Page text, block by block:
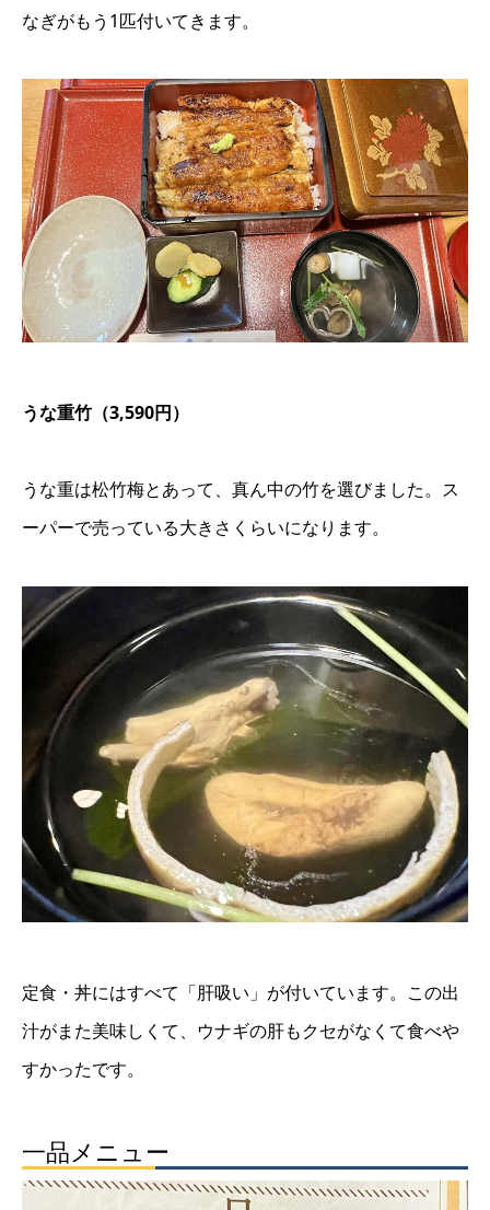
なぎがもう1匹付いてきます。
うな重竹（3,590円）
うな重は松竹梅とあって、真ん中の竹を選びました。ス
ーパーで売っている大きさくらいになります。
定食・丼にはすべて「肝吸い」が付いています。この出
汁がまた美味しくて、ウナギの肝もクセがなくて食べや
すかったです。
一品メニュー